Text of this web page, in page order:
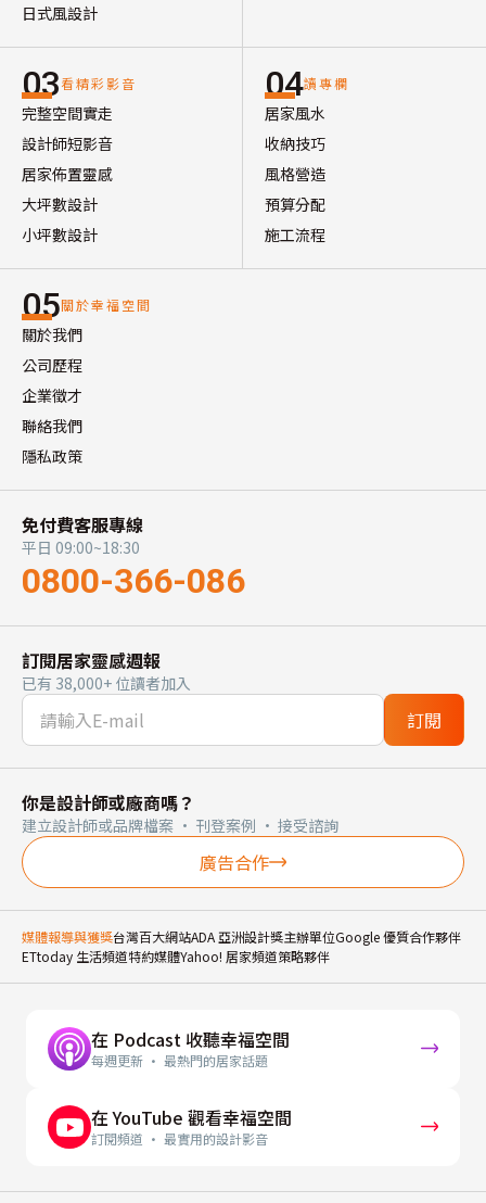
日式風設計
03看精彩影音
完整空間實走
設計師短影音
居家佈置靈感
大坪數設計
小坪數設計
04讀專欄
居家風水
收納技巧
風格營造
預算分配
施工流程
05關於幸福空間
關於我們
公司歷程
企業徵才
聯絡我們
隱私政策
免付費客服專線
平日 09:00~18:30
0800-366-086
訂閱居家靈感週報
已有 38,000+ 位讀者加入
訂閱
你是設計師或廠商嗎？
建立設計師或品牌檔案 · 刊登案例 · 接受諮詢
廣告合作
媒體報導與獲獎台灣百大網站ADA 亞洲設計獎主辦單位Google 優質合作夥伴
ETtoday 生活頻道特約媒體Yahoo! 居家頻道策略夥伴
在 Podcast 收聽幸福空間
每週更新 · 最熱門的居家話題
在 YouTube 觀看幸福空間
訂閱頻道 · 最實用的設計影音